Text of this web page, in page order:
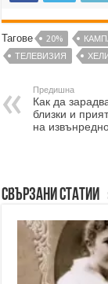
Тагове 20%
ТЕЛЕВИЗИЯ
Предишна
Как да
близки и
на
Свързани статии